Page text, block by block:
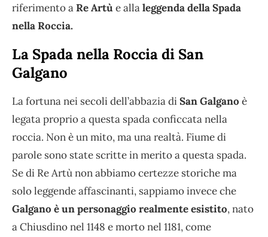
riferimento aRe Artù e allaleggenda della Spada
nella Roccia.
La Spada nella Roccia di San
Galgano
La fortuna nei secoli dell’abbazia diSan Galgano è
legata proprio a questa spada conficcata nella
roccia. Non è un mito, ma una realtà. Fiume di
parole sono state scritte in merito a questa spada.
Se di Re Artù non abbiamo certezze storiche ma
solo leggende affascinanti, sappiamo invece che
Galgano è un personaggio realmente esistito, nato
a Chiusdino nel 1148 e morto nel 1181, come